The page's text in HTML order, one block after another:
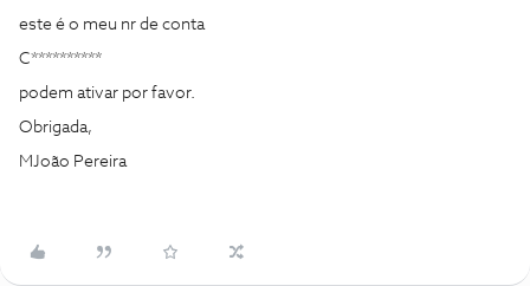
este é o meu nr de conta
C**********
podem ativar por favor.
Obrigada,
MJoão Pereira